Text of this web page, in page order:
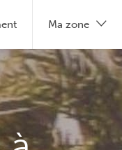
Ma zone